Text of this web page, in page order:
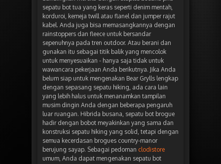
sepatu bot tua yang keras seperti denim mentah,
korduroi, kemeja twill atau flanel dan jumper rajut
kabel. Anda juga bisa memasangkannya dengan
rainstoppers dan fleece untuk bersandar
sepenuhnya pada tren outdoor. Atau berani dan
gunakan itu sebagai titik balik yang mencolok
untuk menyesuaikan - hanya saja tidak untuk
wawancara pekerjaan Anda berikutnya. Jika Anda
belum siap untuk mengenakan Bear Grylls lengkap
dengan sepasang sepatu hiking, ada cara lain
yang lebih halus untuk menanamkan tampilan
musim dingin Anda dengan beberapa pengaruh
luar ruangan. Hibrida busana, sepatu bot brogue
hadir dengan bobot meyakinkan yang sama dan
konstruksi sepatu hiking yang solid, tetapi dengan
semua kecerdasan brogues country-manor
berujung sayap. Sebagai pedoman clodistore
umum, Anda dapat mengenakan sepatu bot